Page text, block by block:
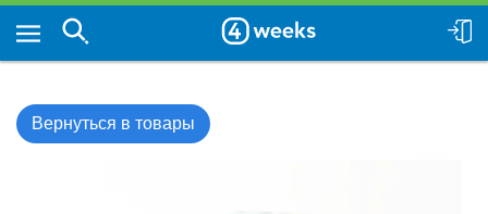
Вернуться в товары